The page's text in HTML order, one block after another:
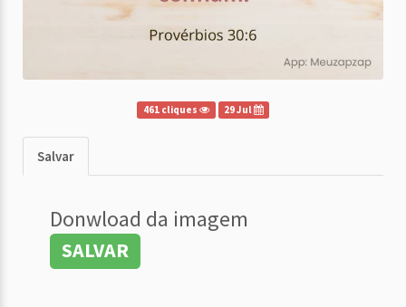
461 cliques 29 Jul
Salvar
Donwload da imagem
SALVAR